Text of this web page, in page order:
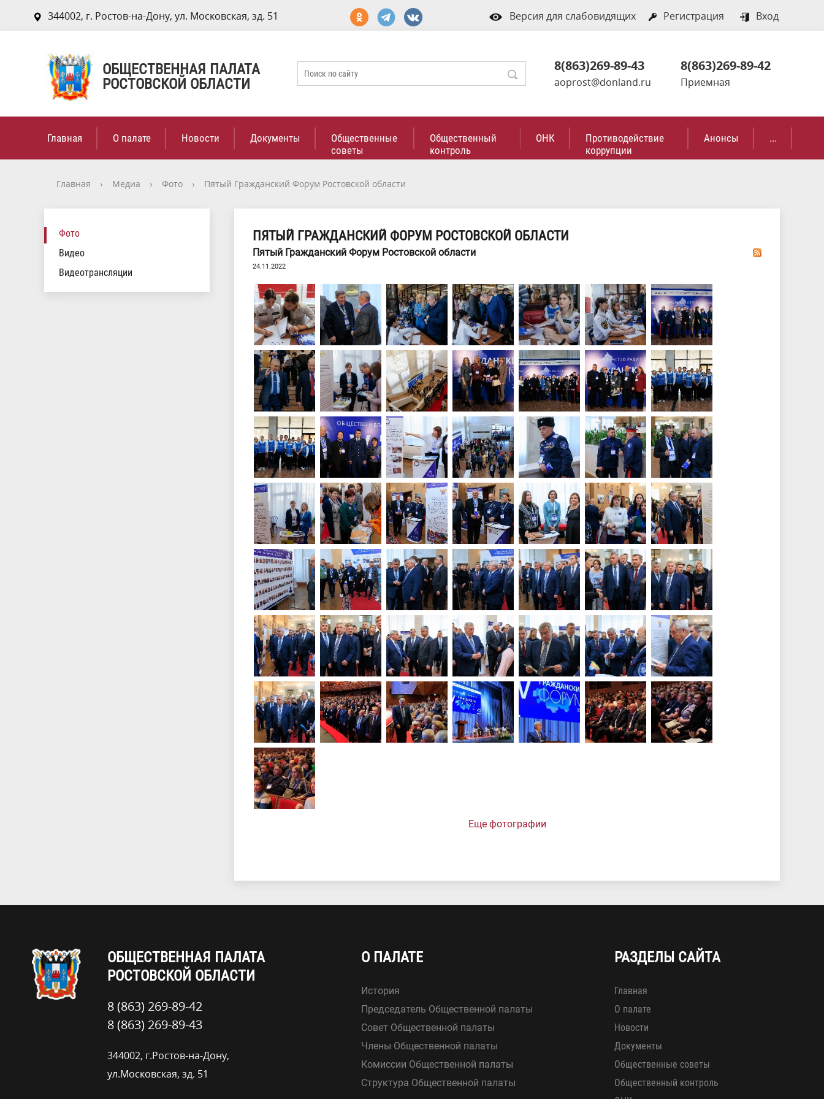
344002, г. Ростов-на-Дону, ул. Московская, зд. 51 Версия для слабовидящих Регистрация Вход
ОБЩЕСТВЕННАЯ ПАЛАТА
РОСТОВСКОЙ ОБЛАСТИ
8(863)269-89-43
aoprost@donland.ru
8(863)269-89-42
Приемная
Главная О палате Новости Документы
Общественные
советы
Общественный
контроль
ОНК
Противодействие
коррупции
Анонсы ...
Главная › Медиа › Фото › Пятый Гражданский Форум Ростовской области
Фото
Видео
Видеотрансляции
ПЯТЫЙ ГРАЖДАНСКИЙ ФОРУМ РОСТОВСКОЙ ОБЛАСТИ
Пятый Гражданский Форум Ростовской области
24.11.2022
Еще фотографии
ОБЩЕСТВЕННАЯ ПАЛАТА
РОСТОВСКОЙ ОБЛАСТИ
8 (863) 269-89-42
8 (863) 269-89-43
344002, г.Ростов-на-Дону,
ул.Московская, зд. 51
О ПАЛАТЕ
История
Председатель Общественной палаты
Совет Общественной палаты
Члены Общественной палаты
Комиссии Общественной палаты
Структура Общественной палаты
РАЗДЕЛЫ САЙТА
Главная
О палате
Новости
Документы
Общественные советы
Общественный контроль